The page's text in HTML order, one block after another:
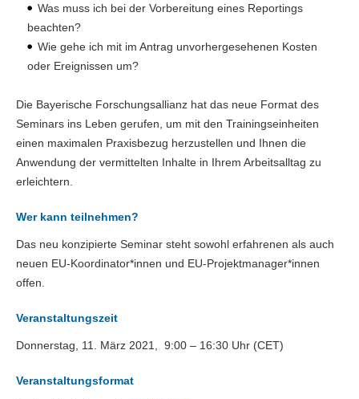
Was muss ich bei der Vorbereitung eines Reportings
beachten?
Wie gehe ich mit im Antrag unvorhergesehenen Kosten
oder Ereignissen um?
Die Bayerische Forschungsallianz hat das neue Format des
Seminars ins Leben gerufen, um mit den Trainingseinheiten
einen maximalen Praxisbezug herzustellen und Ihnen die
Anwendung der vermittelten Inhalte in Ihrem Arbeitsalltag zu
erleichtern.
Wer kann teilnehmen?
Das neu konzipierte Seminar steht sowohl erfahrenen als auch
neuen EU-Koordinator*innen und EU-Projektmanager*innen
offen.
Veranstaltungszeit
Donnerstag, 11. März 2021, 9:00 – 16:30 Uhr (CET)
Veranstaltungsformat